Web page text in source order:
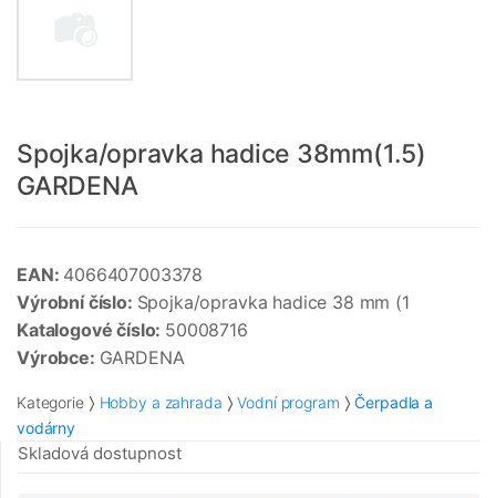
Spojka/opravka hadice 38mm(1.5)
GARDENA
EAN: 4066407003378
Výrobní číslo: Spojka/opravka hadice 38 mm (1
Katalogové číslo: 50008716
Výrobce: GARDENA
Kategorie Hobby a zahrada Vodní program
Čerpadla a
vodárny
Skladová dostupnost